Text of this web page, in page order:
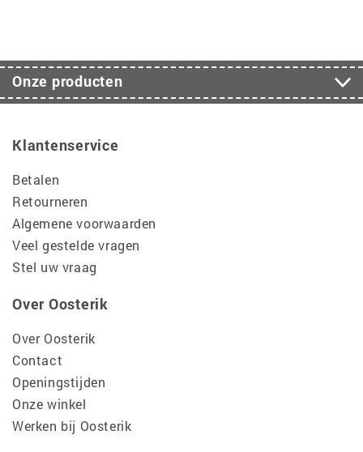
Onze producten
Klantenservice
Betalen
Retourneren
Algemene voorwaarden
Veel gestelde vragen
Stel uw vraag
Over Oosterik
Over Oosterik
Contact
Openingstijden
Onze winkel
Werken bij Oosterik